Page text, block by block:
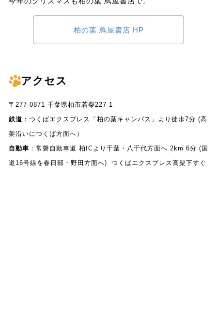
柏の葉 蔦屋書店 HP
アクセス
〒277-0871 千葉県柏市若柴227-1
鉄道 ：つくばエクスプレス「柏の葉キャンパス」より徒歩7分 (高
架沿いにつくば方面へ）
自動車 ：常磐自動車道 柏ICより千葉・八千代方面へ 2km 6分 (国
道16号線を春日部・野田方面へ) つくばエクスプレス高架下すぐ